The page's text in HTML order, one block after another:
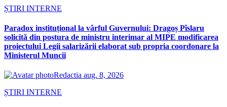
ȘTIRI INTERNE
Paradox instituțional la vârful Guvernului: Dragoș Pîslaru
solicită din postura de ministru interimar al MIPE modificarea
proiectului Legii salarizării elaborat sub propria coordonare la
Ministerul Muncii
Redactia aug. 8, 2026
ȘTIRI INTERNE